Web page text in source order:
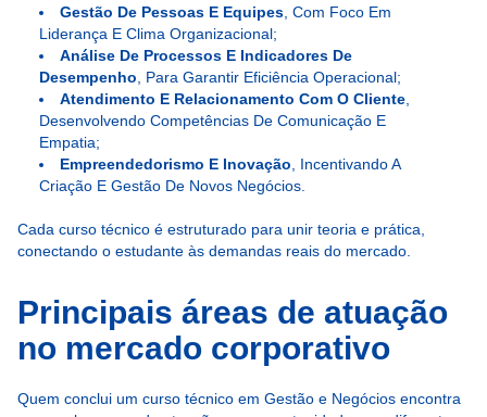
Gestão De Pessoas E Equipes , Com Foco Em
Liderança E Clima Organizacional;
Análise De Processos E Indicadores De
Desempenho , Para Garantir Eficiência Operacional;
Atendimento E Relacionamento Com O Cliente
Desenvolvendo Competências De Comunicação E
Empatia;
Empreendedorismo E Inovação , Incentivando A
Criação E Gestão De Novos Negócios.
Cada curso técnico é estruturado para unir teoria e prática,
conectando o estudante às demandas reais do mercado.
Principais áreas de atuação
no mercado corporativo
Quem conclui um curso técnico em Gestão e Negócios encontra